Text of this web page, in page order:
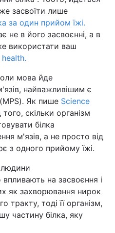
засвоїти лише
за один прийом їжі.
не в його засвоєнні, а в
використати ваш
мова йде
найважливішим є
Як пише Science
скільки організм
білка
м'язів, а не просто від
з одного прийому їжі.
на засвоєння і
як захворювання нирок
тоді її організм,
частину білка, яку